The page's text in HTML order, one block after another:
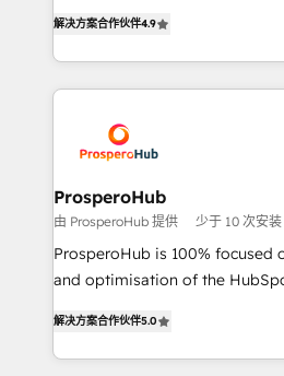
marketing strategy? We'll
to your needs and sales
Accreditations. Based in
services are offered in both
Certified Trainers avalados por
Acompañamos a las empresas
crecimiento integrando
reales. Nos caracterizamos por
técnica con una mirada
解决方案合作伙伴4.9
ProsperoHub
由 ProsperoHub 提供 少于 10 次安装
ProsperoHub is 100% focused
and optimisation of the HubSpot
ensure that you achieve
ROI from your HubSpot investment.
解决方案合作伙伴5.0